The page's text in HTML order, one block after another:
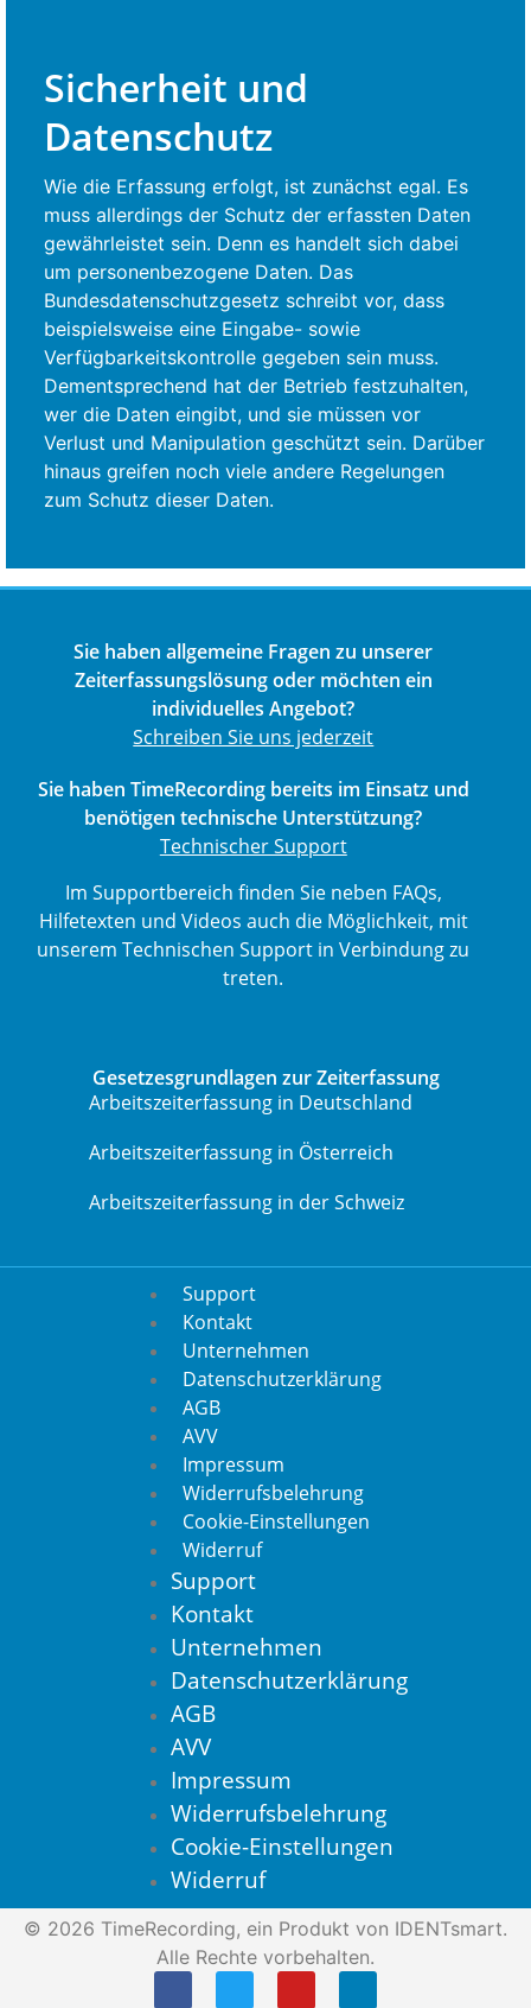
Sicherheit und
Datenschutz
Wie die Erfassung erfolgt, ist zunächst egal. Es
muss allerdings der Schutz der erfassten Daten
gewährleistet sein. Denn es handelt sich dabei
um personenbezogene Daten. Das
Bundesdatenschutzgesetz schreibt vor, dass
beispielsweise eine Eingabe- sowie
Verfügbarkeitskontrolle gegeben sein muss.
Dementsprechend hat der Betrieb festzuhalten,
wer die Daten eingibt, und sie müssen vor
Verlust und Manipulation geschützt sein. Darüber
hinaus greifen noch viele andere Regelungen
zum Schutz dieser Daten.
Sie haben allgemeine Fragen zu unserer
Zeiterfassungslösung oder möchten ein
individuelles Angebot?
Schreiben Sie uns jederzeit
Sie haben TimeRecording bereits im Einsatz und
benötigen technische Unterstützung?
Technischer Support
Im Supportbereich finden Sie neben FAQs,
Hilfetexten und Videos auch die Möglichkeit, mit
unserem Technischen Support in Verbindung zu
treten.
Gesetzesgrundlagen zur Zeiterfassung
Arbeitszeiterfassung in Deutschland
Arbeitszeiterfassung in Österreich
Arbeitszeiterfassung in der Schweiz
Support
Kontakt
Unternehmen
Datenschutzerklärung
AGB
AVV
Impressum
Widerrufsbelehrung
Cookie-Einstellungen
Widerruf
Support
Kontakt
Unternehmen
Datenschutzerklärung
AGB
AVV
Impressum
Widerrufsbelehrung
Cookie-Einstellungen
Widerruf
© 2026 TimeRecording, ein Produkt von IDENTsmart.
Alle Rechte vorbehalten.